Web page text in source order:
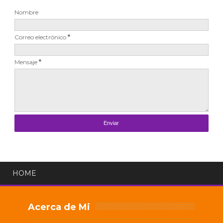
Nombre
Correo electrónico *
Mensaje *
HOME
Acerca de Mi